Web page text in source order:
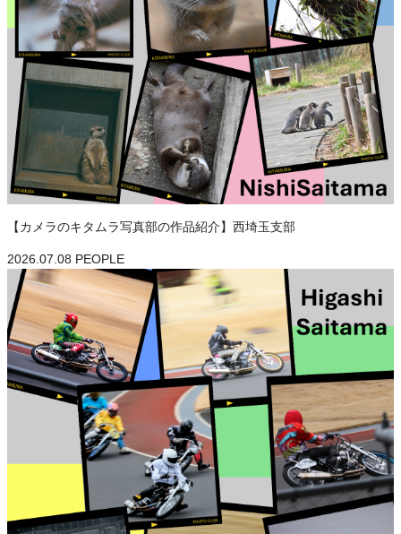
【カメラのキタムラ写真部の作品紹介】西埼玉支部
2026.07.08 PEOPLE